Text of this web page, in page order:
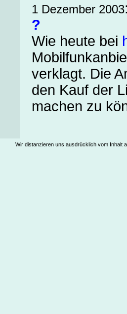
1 Dezember 2003
?
Wie heute bei
verklagt. Die
den Kauf der
machen zu
Wir distanzieren uns ausdrücklich vom Inhalt